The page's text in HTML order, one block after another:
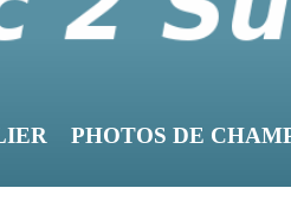
PHOTOS DE